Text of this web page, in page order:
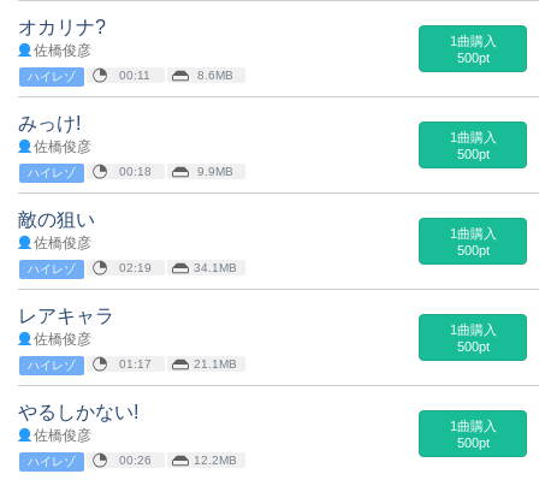
オカリナ?
佐橋俊彦
ハイレゾ 00:11 8.6MB
1曲購入
500pt
みっけ!
佐橋俊彦
ハイレゾ 00:18 9.9MB
1曲購入
500pt
敵の狙い
佐橋俊彦
ハイレゾ 02:19 34.1MB
1曲購入
500pt
レアキャラ
佐橋俊彦
ハイレゾ 01:17 21.1MB
1曲購入
500pt
やるしかない!
佐橋俊彦
ハイレゾ 00:26 12.2MB
1曲購入
500pt